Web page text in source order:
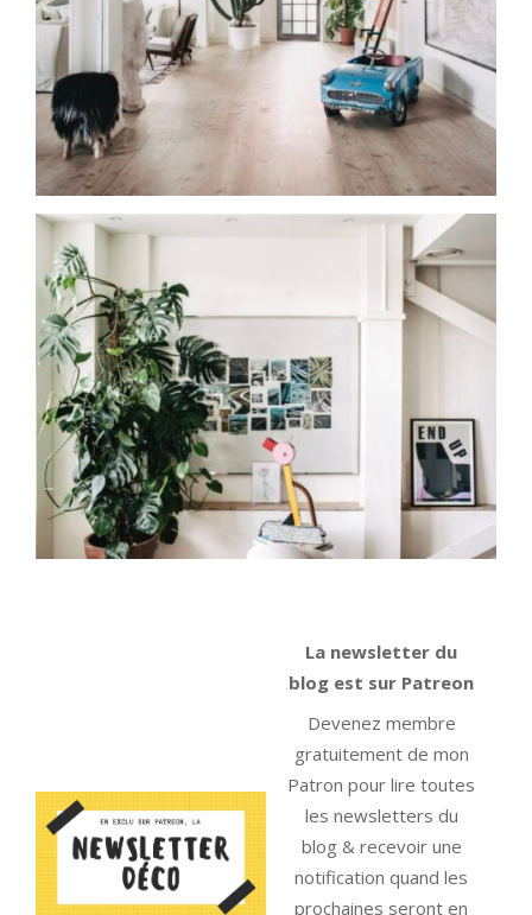
La newsletter du
blog est sur Patreon
Devenez membre
gratuitement de mon
Patron pour lire toutes
les newsletters du
blog & recevoir une
notification quand les
prochaines seront en